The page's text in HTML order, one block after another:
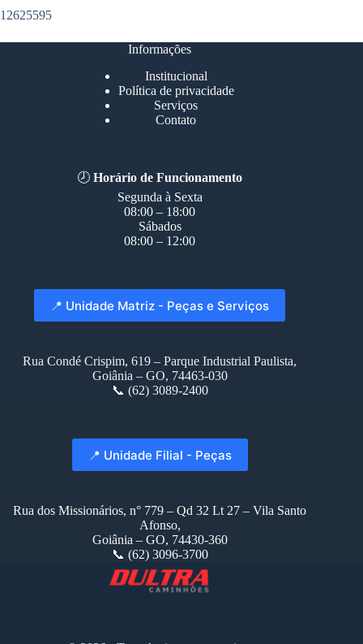
12625595
Informações
Institucional
Política de privacidade
Serviços
Contato
🕗Horário de Funcionamento
Segunda à Sexta
08:00 – 18:00
Sábados
08:00 – 12:00
📍 Unidade Matriz - Peças e Serviços
Rua Condé Crispim, 619 – Parque Industrial Paulista,
Goiânia – GO, 74463-030
📞 (62) 3089-2400
📍 Unidade Filial - Peças
Rua dos Missionários, n° 779 – Qd 32 Lt 27 – Vila Santo
Afonso,
Goiânia – GO, 74430-360
📞 (62) 3096-3700